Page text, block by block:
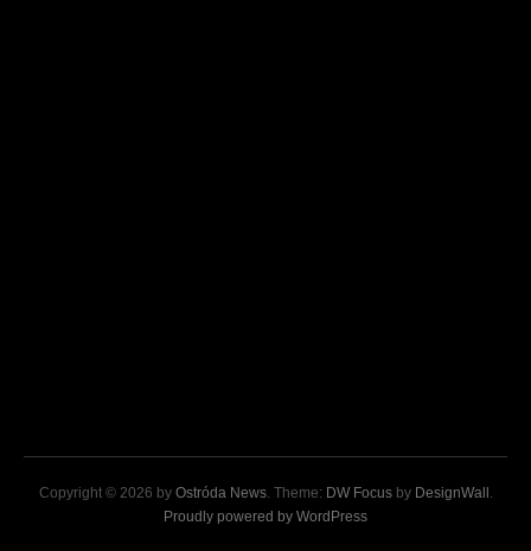
Copyright © 2026 by Ostróda News. Theme: DW Focusby DesignWall
Proudly powered by WordPress